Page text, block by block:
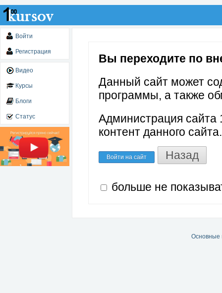
Войти
Регистрация
Видео
Курсы
Блоги
Статус
Вы переходите по
Данный сайт может
программы, а также
Администрация сайта
контент данного сайта.
Войти на сайт Назад
больше не
Основные